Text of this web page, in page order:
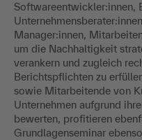
Softwareentwickler:innen,
Manager:innen,
um die Nachhaltigkeit
verankern und zugleich
Berichtspflichten zu
sowie Mitarbeitende von
Unternehmen aufgrund
bewerten, profitieren
Grundlagenseminar